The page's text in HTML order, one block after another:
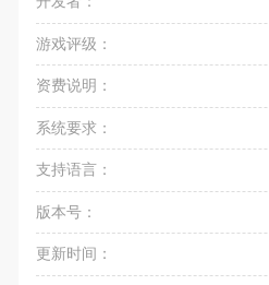
游戏评级：
资费说明：
系统要求：
支持语言：
版本号：
更新时间：